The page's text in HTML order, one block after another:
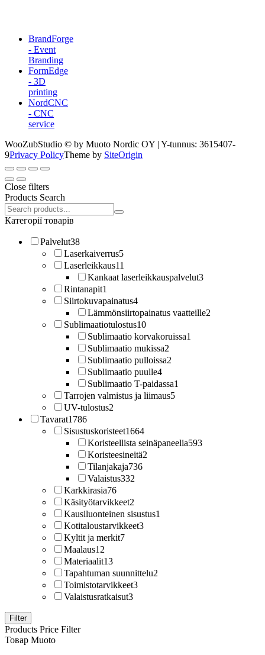
BrandForge
- Event
Branding
FormEdge
- 3D
printing
NordCNC
- CNC
service
WooZubStudio © by Muoto Nordic OY | Y-tunnus: 3615407-
9Privacy PolicyTheme by SiteOrigin
Close filters
Products Search
Search
products:
Категорії товарів
Palvelut38
Laserkaiverrus5
Laserleikkaus11
Kankaat laserleikkauspalvelut3
Rintanapit1
Siirtokuvapainatus4
Lämmönsiirtopainatus vaatteille2
Sublimaatiotulostus10
Sublimaatio korvakoruissa1
Sublimaatio mukissa2
Sublimaatio pulloissa2
Sublimaatio puulle4
Sublimaatio T-paidassa1
Tarrojen valmistus ja liimaus5
UV-tulostus2
Tavarat1786
Sisustuskoristeet1664
Koristeellista seinäpaneelia593
Koristeesineitä2
Tilanjakaja736
Valaistus332
Karkkirasia76
Käsityötarvikkeet2
Kausiluonteinen sisustus1
Kotitaloustarvikkeet3
Kyltit ja merkit7
Maalaus12
Materiaalit13
Tapahtuman suunnittelu2
Toimistotarvikkeet3
Valaistusratkaisut3
Filter
Products Price Filter
Товар Muoto